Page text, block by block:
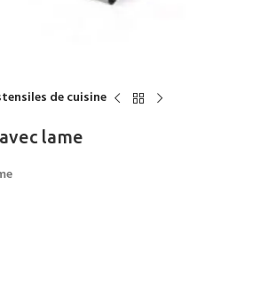
de cuisine
lame